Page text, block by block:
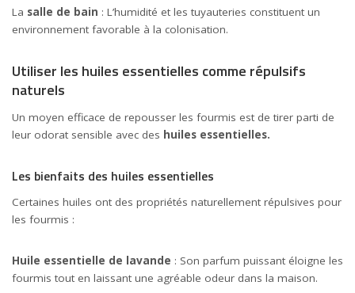
La salle de bain : L’humidité et les tuyauteries constituent un
environnement favorable à la colonisation.
Utiliser les huiles essentielles comme répulsifs
naturels
Un moyen efficace de repousser les fourmis est de tirer parti de
leur odorat sensible avec des huiles essentielles.
Les bienfaits des huiles essentielles
Certaines huiles ont des propriétés naturellement répulsives pour
les fourmis :
Huile essentielle de lavande : Son parfum puissant éloigne les
fourmis tout en laissant une agréable odeur dans la maison.